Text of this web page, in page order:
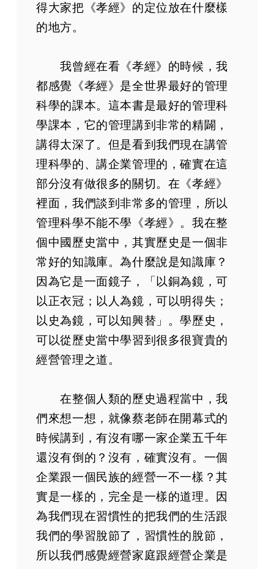
得大家把《孝經》的定位放在什麼樣
的地方。
我曾經在看《孝經》的時候，我
都感覺《孝經》是全世界最好的管理
科學的課本。這本書是最好的管理科
學課本，它的管理講到非常的精闢，
講得太深了。但是看到我們現在講管
理科學的、講企業管理的，確實在這
部分沒有做很多的關切。在《孝經》
裡面，我們談到非常多的管理，所以
管理科學不能不學《孝經》。我在整
個中國歷史當中，其實歷史是一個非
常好的知識庫。為什麼說是知識庫？
因為它是一面鏡子，「以銅為鏡，可
以正衣冠；以人為鏡，可以明得失；
以史為鏡，可以知興替」。學歷史，
可以從歷史當中學習到很多很寶貴的
經營管理之道。
在整個人類的歷史過程當中，我
們來想一想，就像蔡老師在開幕式的
時候講到，有沒有哪一家企業五千年
還沒有倒的？沒有，確實沒有。一個
企業跟一個民族的經營一不一樣？其
實是一樣的，完全是一樣的道理。因
為我們現在習慣性的把我們的生活跟
我們的學習脫節了，習慣性的脫節，
所以我們感覺經營家庭跟經營企業是